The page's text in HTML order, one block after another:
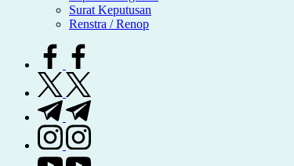
Surat Keputusan
Renstra / Renop
facebook.com
twitter.com
t.me
instagram.com
youtube.com